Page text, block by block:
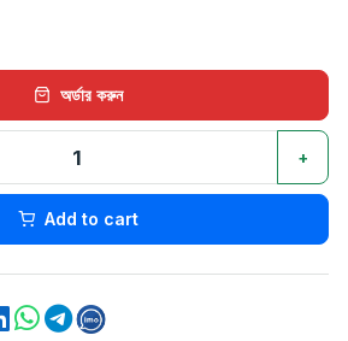
অর্ডার করুন
+
Add to cart